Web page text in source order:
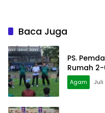
Baca Juga
PS.
Rumah
Agam Juli